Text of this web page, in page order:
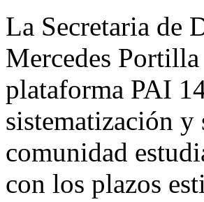
La Secretaria de
Mercedes
plataforma PAI
sistematización
comunidad
con los plazos